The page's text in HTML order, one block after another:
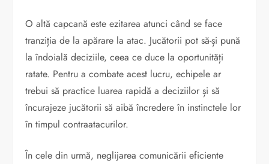
O altă capcană este ezitarea atunci când se face
tranziția de la apărare la atac. Jucătorii pot să-și pună
la îndoială deciziile, ceea ce duce la oportunități
ratate. Pentru a combate acest lucru, echipele ar
trebui să practice luarea rapidă a deciziilor și să
încurajeze jucătorii să aibă încredere în instinctele lor
în timpul contraatacurilor.
În cele din urmă, neglijarea comunicării eficiente